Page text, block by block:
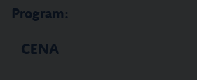
Program:
CENA